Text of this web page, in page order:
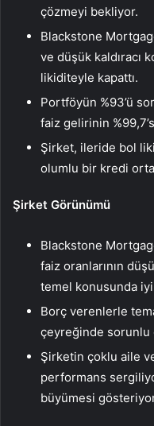
çözmeyi bekliyor.
Blackstone
ve düşük kaldıracı
likiditeyle kapattı.
Portföyün %93’ü
faiz gelirinin
Şirket, ileride bol
olumlu bir kredi
Şirket Görünümü
Blackstone
faiz oranlarının
temel konusunda
Borç verenlerle
çeyreğinde
Şirketin çoklu aile
performans
büyümesi